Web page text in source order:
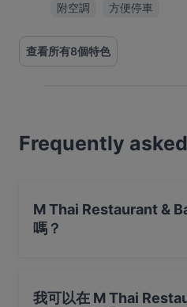
附空調
方便停車
查看所有8個特色
Frequently
M Thai Restaurant &
嗎？
我可以在 M Thai